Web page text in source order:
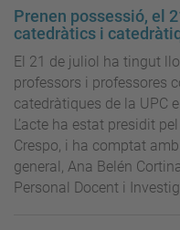
Prenen possessió, el
catedràtics i
El 21 de juliol ha tingut
professors i professores
catedràtiques de la UPC
L’acte ha estat presidit
Crespo, i ha comptat
general, Ana Belén
Personal Docent i